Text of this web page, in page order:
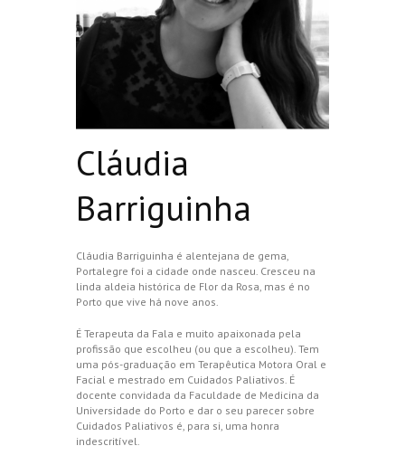
Cláudia
Barriguinha
Cláudia Barriguinha é alentejana de gema,
Portalegre foi a cidade onde nasceu. Cresceu na
linda aldeia histórica de Flor da Rosa, mas é no
Porto que vive há nove anos.
É Terapeuta da Fala e muito apaixonada pela
profissão que escolheu (ou que a escolheu). Tem
uma pós-graduação em Terapêutica Motora Oral e
Facial e mestrado em Cuidados Paliativos. É
docente convidada da Faculdade de Medicina da
Universidade do Porto e dar o seu parecer sobre
Cuidados Paliativos é, para si, uma honra
indescritível.